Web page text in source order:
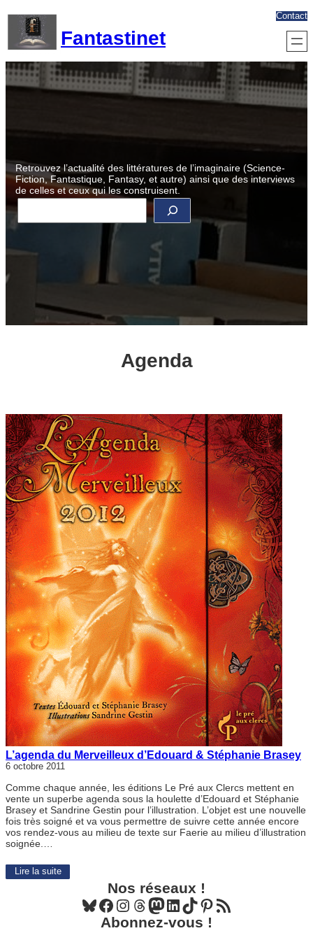
contenu
Fantastinet
Contact
Retrouvez l’actualité des littératures de l’imaginaire (Science-
Fiction, Fantastique, Fantasy, et autre) ainsi que des interviews
de celles et ceux qui les construisent.
R
e
c
r
Agenda
L’agenda du Merveilleux d’Edouard & Stéphanie Brasey
6 octobre 2011
Comme chaque année, les éditions Le Pré aux Clercs mettent en
vente un superbe agenda sous la houlette d’Edouard et Stéphanie
Brasey et Sandrine Gestin pour l’illustration. L’objet est une nouvelle
fois très soigné et va vous permettre de suivre cette année encore
vos rendez-vous au milieu de texte sur Faerie au milieu d’illustration
soignée.…
Lire la suite
Nos réseaux !
Bluesky Facebook Instagram Threads Mastodon LinkedIn TikTok Pinterest Flux RSS
Abonnez-vous !